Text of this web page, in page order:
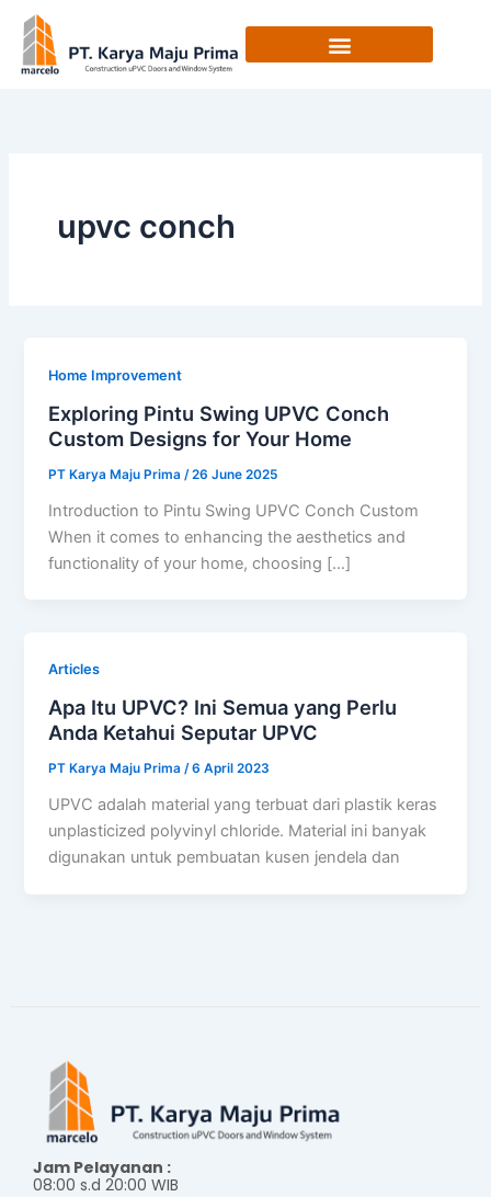
content
upvc conch
Home Improvement
Exploring Pintu Swing UPVC Conch
Custom Designs for Your Home
PT Karya Maju Prima /26 June 2025
Introduction to Pintu Swing UPVC Conch Custom
When it comes to enhancing the aesthetics and
functionality of your home, choosing […]
Articles
Apa Itu UPVC? Ini Semua yang Perlu
Anda Ketahui Seputar UPVC
PT Karya Maju Prima/6 April 2023
UPVC adalah material yang terbuat dari plastik keras
unplasticized polyvinyl chloride. Material ini banyak
digunakan untuk pembuatan kusen jendela dan
Jam Pelayanan :
08:00 s.d 20:00 WIB